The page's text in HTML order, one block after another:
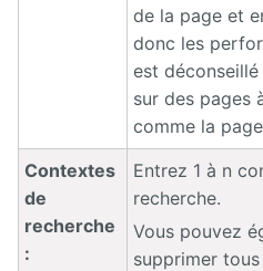
de la page et
donc les
est
sur des pages
comme la
Contextes
de
recherche
:
Entrez 1 à n
recherche.
Vous pouvez
supprimer